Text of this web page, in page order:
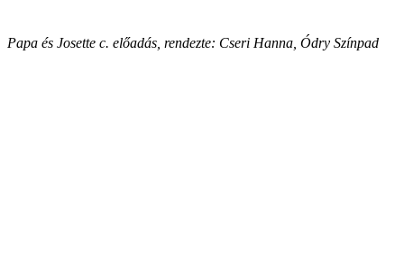
Papa és Josette c. előadás, rendezte: Cseri Hanna, Ódry Színpad